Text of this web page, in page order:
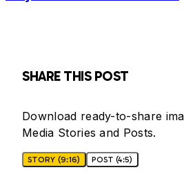
SHARE THIS POST
Download ready-to-share
Media Stories and Posts.
STORY (9:16) POST (4:5)